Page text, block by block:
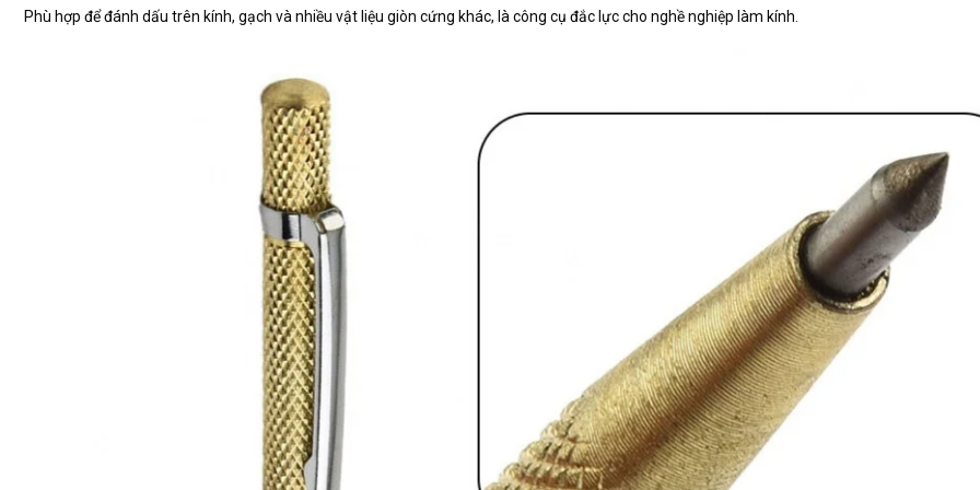
Phù hợp để đánh dấu trên kính, gạch và nhiều vật liệu giòn cứng khác, là công cụ đắc lực cho nghề nghiệp làm kính.